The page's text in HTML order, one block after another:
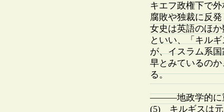
キエフ政権下で
腐敗や独裁に反
女史は英語のほ
といい、「キル
が、イスラム系
早とみているの
る。
———地政学的
(5) キルギスは元